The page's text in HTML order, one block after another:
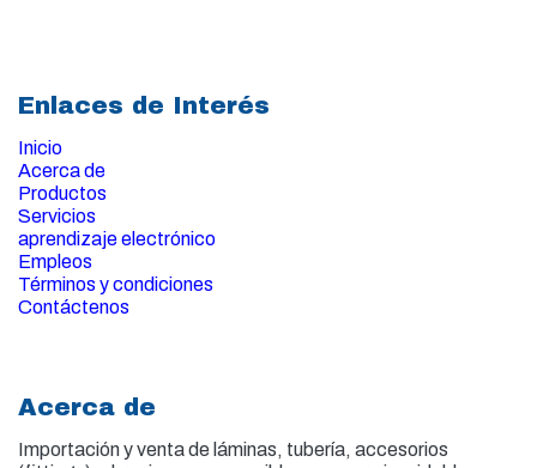
Enlaces de Interés
Inicio
Acerca de
Productos
Servicios
aprendizaje electrónico
Empleos
Términos y condiciones
Contáctenos
Acerca de
Importación y venta de láminas, tubería, accesorios